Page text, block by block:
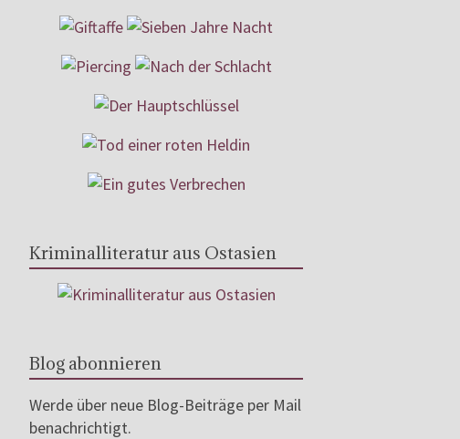
Kriminalliteratur aus Ostasien
Blog abonnieren
Werde über neue Blog-Beiträge per Mail
benachrichtigt.